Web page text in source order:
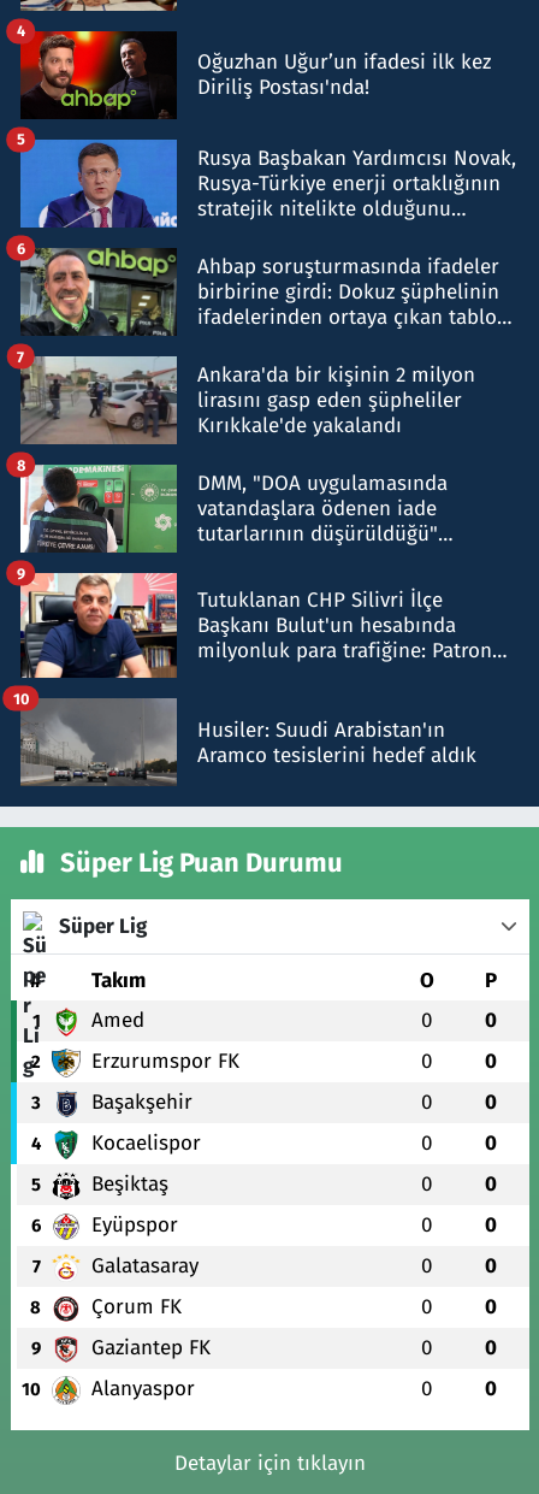
Oğuzhan Uğur’un ifadesi ilk kez
Diriliş Postası'nda!
4
Rusya Başbakan Yardımcısı Novak,
Rusya-Türkiye enerji ortaklığının
stratejik nitelikte olduğunu
5
Ahbap soruşturmasında ifadeler
birbirine girdi: Dokuz şüphelinin
ifadelerinden ortaya çıkan tablo
6
Ankara'da bir kişinin 2 milyon
lirasını gasp eden şüpheliler
Kırıkkale'de yakalandı
7
DMM, "DOA uygulamasında
vatandaşlara ödenen iade
tutarlarının düşürüldüğü"
8
Tutuklanan CHP Silivri İlçe
Başkanı Bulut'un hesabında
milyonluk para trafiğine: Patron
9
Husiler: Suudi Arabistan'ın
Aramco tesislerini hedef aldık
10
Süper Lig Puan Durumu
Süper Lig
# Takım O P
1 Amed 0 0
2 Erzurumspor FK 0 0
3 Başakşehir 0 0
4 Kocaelispor 0 0
5 Beşiktaş 0 0
6 Eyüpspor 0 0
7 Galatasaray 0 0
8 Çorum FK 0 0
9 Gaziantep FK 0 0
10 Alanyaspor 0 0
Detaylar için tıklayın